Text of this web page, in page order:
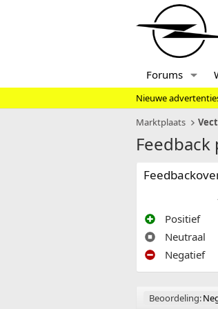
Forums
Nieuwe
Marktplaats
Feedback
Positief
Neutraal
Negatief
Beoordeling: